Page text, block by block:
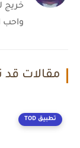
خريج
واحب
مقالات
تطبيق TOD